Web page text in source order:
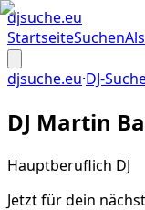
djsuche.eu
StartseiteSuchen
djsuche.eu·DJ-
DJ Martin
Hauptberuflich DJ
Jetzt für dein